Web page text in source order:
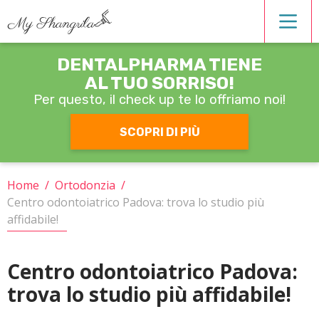
Estetica dentale
Operatori
Ortodonzia
Protesi
DENTALPHARMA TIENE
AL TUO SORRISO!
Per questo, il check up te lo offriamo noi!
SCOPRI DI PIÙ
Home / Ortodonzia /
Centro odontoiatrico Padova: trova lo studio più
affidabile!
Centro odontoiatrico Padova:
trova lo studio più affidabile!